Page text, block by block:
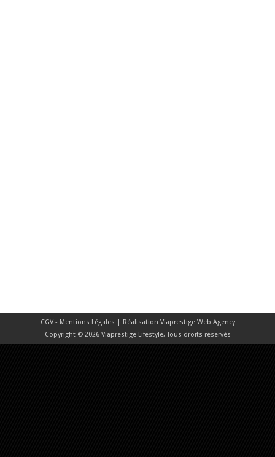
CGV - Mentions Légales | Réalisation Viaprestige Web Agency
Copyright © 2026 Viaprestige Lifestyle, Tous droits réservés